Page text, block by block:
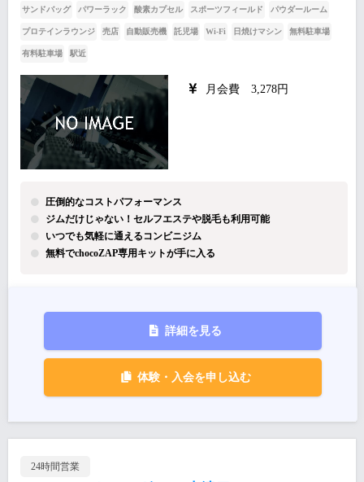
サンドバッグ パワーラック 酸素カプセル スポーツフィールド パウダールーム
プロテインラウンジ 売店 自動販売機 託児場 Wi-Fi 日焼けマシン 無料駐車場
有料駐車場 駅近
月会費 3,278円
圧倒的なコストパフォーマンス
ジムだけじゃない！セルフエステや脱毛も利用可能
いつでも気軽に通えるコンビニジム
無料でchocoZAP専用キットが手に入る
詳細を見る
体験・入会を申し込む
24時間営業